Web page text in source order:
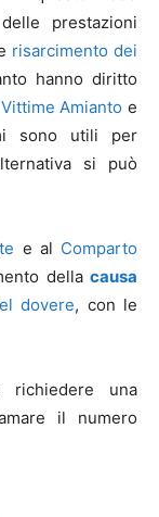
prestazioni
risarcimento dei
hanno diritto
Amianto e
sono utili per
si può
e al Comparto
della causa
dovere, con le
richiedere una
il numero